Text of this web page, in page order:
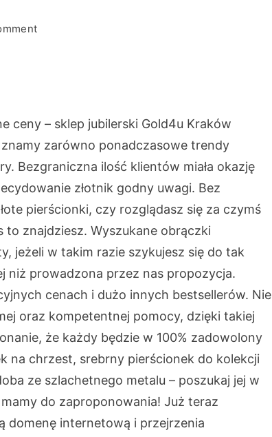
on
ceny – sklep jubilerski Gold4u Kraków
zarówno ponadczasowe trendy
Bezgraniczna ilość klientów miała okazję
złotnik godny uwagi. Bez
pierścionki, czy rozglądasz się za czymś
to znajdziesz. Wyszukane obrączki
jeżeli w takim razie szykujesz się do tak
niż prowadzona przez nas propozycja.
cenach i dużo innych bestsellerów. Nie
oraz kompetentnej pomocy, dzięki takiej
że każdy będzie w 100% zadowolony
na chrzest, srebrny pierścionek do kolekcji
ze szlachetnego metalu – poszukaj jej w
do zaproponowania! Już teraz
domenę internetową i przejrzenia